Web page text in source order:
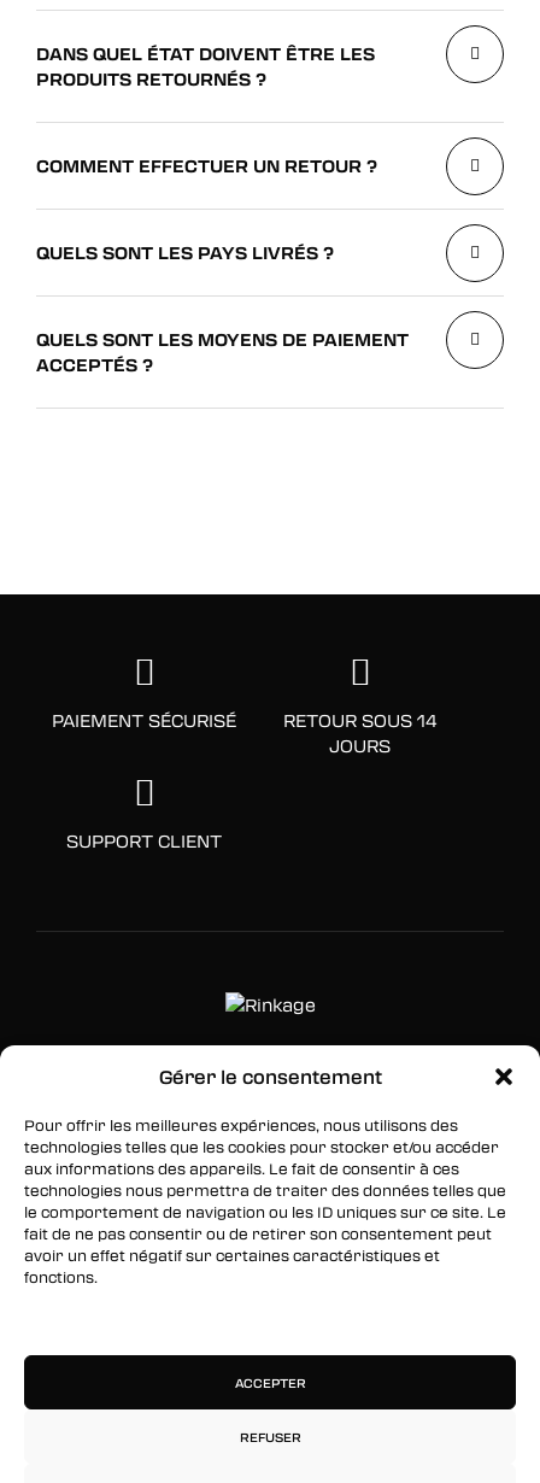
Gérer le consentement
Pour offrir les meilleures expériences, nous utilisons des
technologies telles que les cookies pour stocker et/ou accéder
aux informations des appareils. Le fait de consentir à ces
technologies nous permettra de traiter des données telles que
le comportement de navigation ou les ID uniques sur ce site. Le
fait de ne pas consentir ou de retirer son consentement peut
avoir un effet négatif sur certaines caractéristiques et
fonctions.
ACCEPTER
REFUSER
DANS QUEL ÉTAT DOIVENT ÊTRE LES
PRODUITS RETOURNÉS ?
COMMENT EFFECTUER UN RETOUR ?
QUELS SONT LES PAYS LIVRÉS ?
QUELS SONT LES MOYENS DE PAIEMENT
ACCEPTÉS ?
PAIEMENT SÉCURISÉ
RETOUR SOUS 14
JOURS
SUPPORT CLIENT
SUIVEZ-NOUS
Facebook
Twitter
Instagram
arrivages, des ventes, du contenu exclusif, des
événements et plus encore !